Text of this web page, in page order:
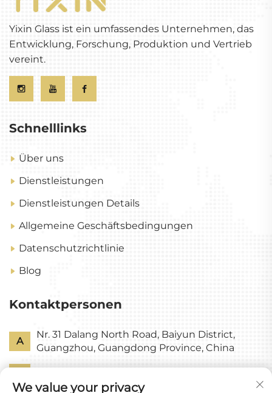
Yixin Glass ist ein umfassendes Unternehmen, das
Entwicklung, Forschung, Produktion und Vertrieb
vereint.
Schnelllinks
Über uns
Dienstleistungen
Dienstleistungen Details
Allgemeine Geschäftsbedingungen
Datenschutzrichtlinie
Blog
Kontaktpersonen
A
Nr. 31 Dalang North Road, Baiyun District,
Guangzhou, Guangdong Province, China
We value your privacy